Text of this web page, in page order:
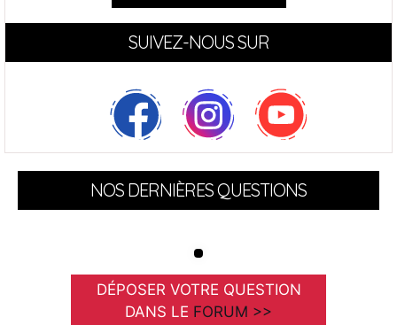
SUIVEZ-NOUS SUR
NOS DERNIÈRES QUESTIONS
DÉPOSER VOTRE QUESTION
DANS LE FORUM >>